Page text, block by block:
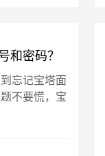
和密码？
忘记宝塔面
不要慌，宝
的，以服务